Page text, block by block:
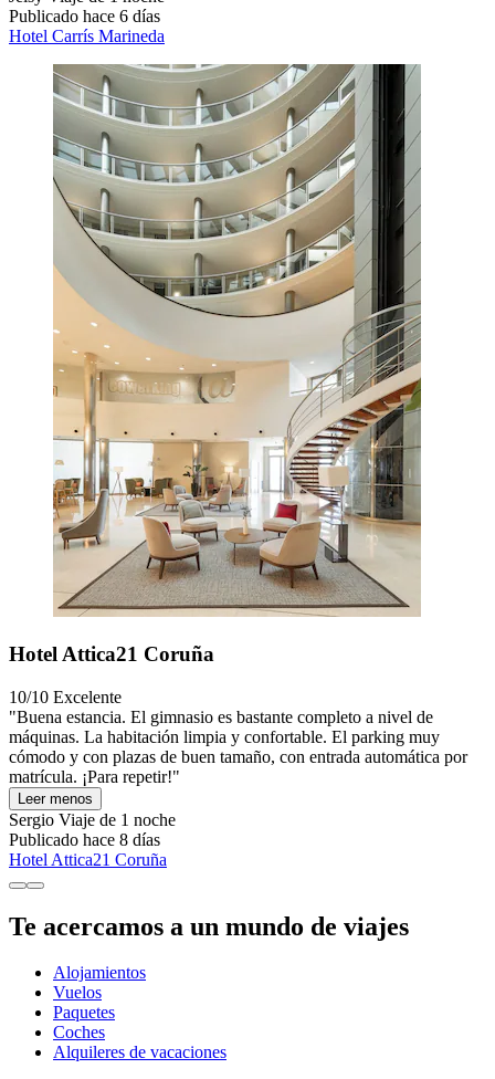
Publicado hace 6 días
Hotel Carrís Marineda
Hotel Attica21 Coruña
10/10 Excelente
"Buena estancia. El gimnasio es bastante completo a nivel de
máquinas. La habitación limpia y confortable. El parking muy
cómodo y con plazas de buen tamaño, con entrada automática por
matrícula. ¡Para repetir!"
Leer menos
Sergio Viaje de 1 noche
Publicado hace 8 días
Hotel Attica21 Coruña
Te acercamos a un mundo de viajes
Alojamientos
Vuelos
Paquetes
Coches
Alquileres de vacaciones